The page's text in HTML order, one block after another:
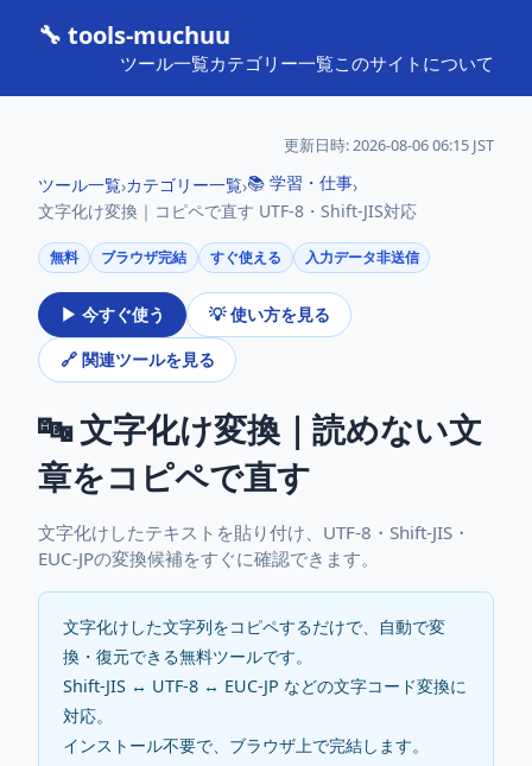
🔧 tools-muchuu
ツール一覧カテゴリー一覧このサイトについて
更新日時:2026-08-06 06:15 JST
ツール一覧›カテゴリー一覧›📚 学習・仕事›
文字化け変換｜コピペで直す UTF-8・Shift-JIS対応
無料 ブラウザ完結 すぐ使える 入力データ非送信
▶ 今すぐ使う
💡 使い方を見る
🔗 関連ツールを見る
🔤 文字化け変換｜読めない文
章をコピペで直す
文字化けしたテキストを貼り付け、UTF-8・Shift-JIS・
EUC-JPの変換候補をすぐに確認できます。
文字化けした文字列をコピペするだけで、自動で変
換・復元できる無料ツールです。
Shift-JIS ↔ UTF-8 ↔ EUC-JP などの文字コード変換に
対応。
インストール不要で、ブラウザ上で完結します。